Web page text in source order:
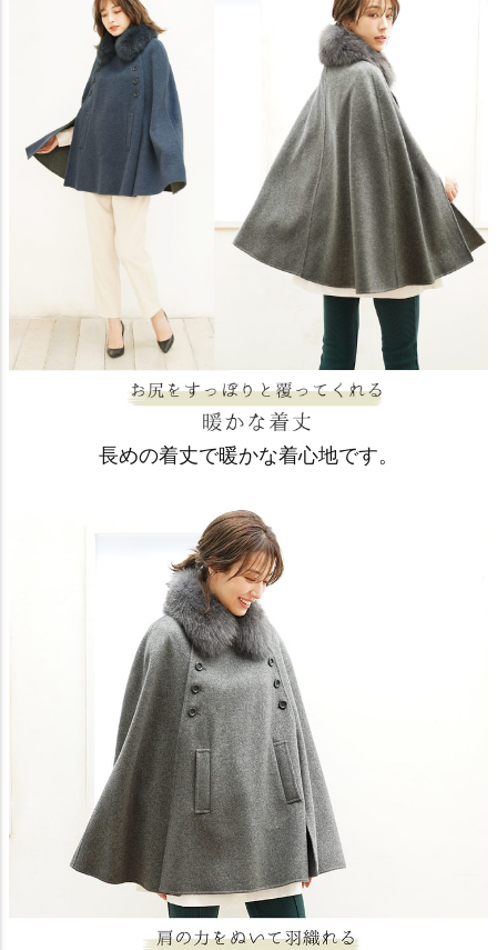
長めの着丈で暖かな着心地です。